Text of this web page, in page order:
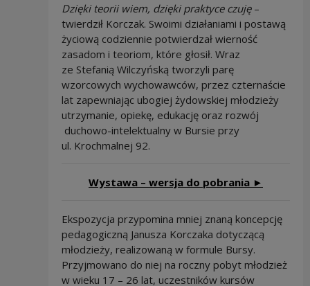
Dzięki teorii wiem, dzięki praktyce czuję–
twierdził Korczak. Swoimi działaniami i postawą
życiową codziennie potwierdzał wierność
zasadom i teoriom, które głosił. Wraz
ze Stefanią Wilczyńską tworzyli parę
wzorcowych wychowawców, przez czternaście
lat zapewniając ubogiej żydowskiej młodzieży
utrzymanie, opiekę, edukację oraz rozwój
duchowo-intelektualny w Bursie przy
ul. Krochmalnej 92.
Wystawa – wersja do pobrania ►
Ekspozycja przypomina mniej znaną koncepcję
pedagogiczną Janusza Korczaka dotyczącą
młodzieży, realizowaną w formule Bursy.
Przyjmowano do niej na roczny pobyt młodzież
w wieku 17 – 26 lat, uczestników kursów